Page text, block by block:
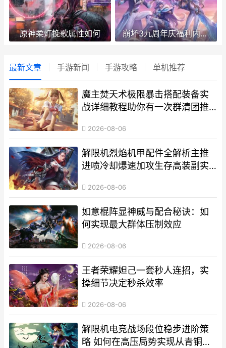
原神柔灯挽歌属性如何 崩坏3九周年庆福利内容概括 崩坏三19年周年庆
最新文章 手游新闻 手游攻略 单机推荐
魔主焚天术极限暴击搭配装备实
战详细教程助你有一次群清团推
2026-08-06
解限机烈焰机甲配件全解析主推
进喷冷却爆速加攻生存高装副实
2026-08-06
如意棍阵显神威与配合秘诀：如
何实现最大群体压制效应
2026-08-06
王者荣耀妲己一套秒人连招，实
操细节决定秒杀效率
2026-08-06
解限机电竞战场段位稳步进阶策
略 如何在高压局势实现从青铜到